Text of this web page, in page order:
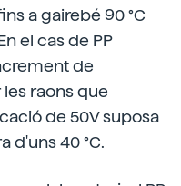
a gairebé 90 °C
el cas de PP
de
raons que
de 50V suposa
d'uns 40 °C.